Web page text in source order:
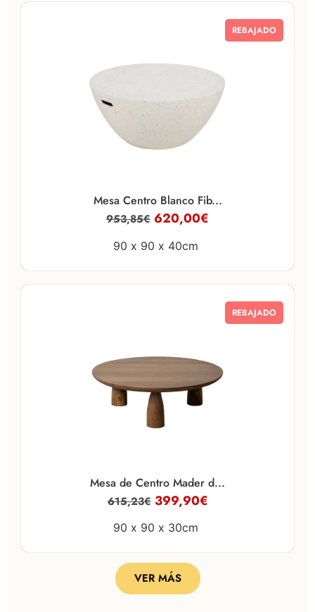
REBAJADO
Mesa Centro Blanco Fib...
953,85€ 620,00€
90 x 90 x 40cm
REBAJADO
Mesa de Centro Mader d...
615,23€ 399,90€
90 x 90 x 30cm
VER MÁS